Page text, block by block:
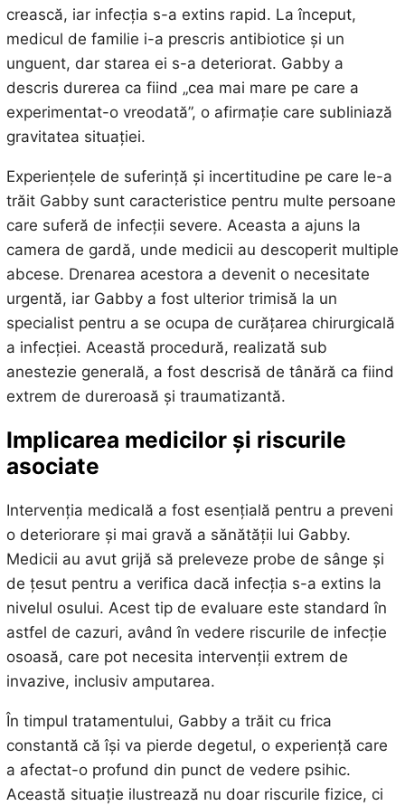
crească, iar infecția s-a extins rapid. La început,
medicul de familie i-a prescris antibiotice și un
unguent, dar starea ei s-a deteriorat. Gabby a
descris durerea ca fiind „cea mai mare pe care a
experimentat-o vreodată”, o afirmație care subliniază
gravitatea situației.
Experiențele de suferință și incertitudine pe care le-a
trăit Gabby sunt caracteristice pentru multe persoane
care suferă de infecții severe. Aceasta a ajuns la
camera de gardă, unde medicii au descoperit multiple
abcese. Drenarea acestora a devenit o necesitate
urgentă, iar Gabby a fost ulterior trimisă la un
specialist pentru a se ocupa de curățarea chirurgicală
a infecției. Această procedură, realizată sub
anestezie generală, a fost descrisă de tânără ca fiind
extrem de dureroasă și traumatizantă.
Implicarea medicilor și riscurile
asociate
Intervenția medicală a fost esențială pentru a preveni
o deteriorare și mai gravă a sănătății lui Gabby.
Medicii au avut grijă să preleveze probe de sânge și
de țesut pentru a verifica dacă infecția s-a extins la
nivelul osului. Acest tip de evaluare este standard în
astfel de cazuri, având în vedere riscurile de infecție
osoasă, care pot necesita intervenții extrem de
invazive, inclusiv amputarea.
În timpul tratamentului, Gabby a trăit cu frica
constantă că își va pierde degetul, o experiență care
a afectat-o profund din punct de vedere psihic.
Această situație ilustrează nu doar riscurile fizice, ci